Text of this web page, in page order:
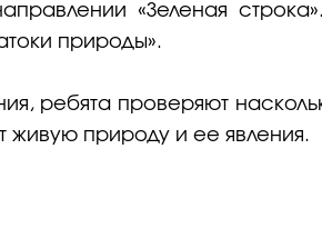
«Зеленая
природы».
ребята проверяют
живую природу и ее явления.